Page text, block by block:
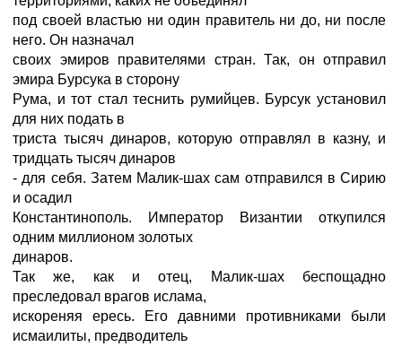
под своей властью ни один правитель ни до, ни после
него. Он назначал
своих эмиров правителями стран. Так, он отправил
эмира Бурсука в сторону
Рума, и тот стал теснить румийцев. Бурсук установил
для них подать в
триста тысяч динаров, которую отправлял в казну, и
тридцать тысяч динаров
- для себя. Затем Малик-шах сам отправился в Сирию
и осадил
Константинополь. Император Византии откупился
одним миллионом золотых
динаров.
Так же, как и отец, Малик-шах беспощадно
преследовал врагов ислама,
искореняя ересь. Его давними противниками были
исмаилиты, предводитель